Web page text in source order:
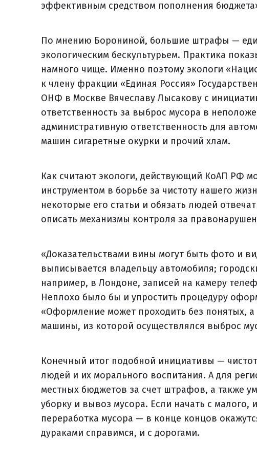
эффективным средством пополнения
По мнению Борониной, большие штрафы —
экологическим бескультурьем. Практика
намного чище. Именно поэтому экологи
к члену фракции «Единая Россия»
ОНФ в Москве Вячеславу Лысакову c
ответственность за выброс мусора в
административную ответственность для
машин сигаретные окурки и прочий хлам.
Как считают экологи, действующий КоАП РФ
инструментом в борьбе за чистоту нашего
некоторые его статьи и обязать людей
описать механизмы контроля за
«Доказательствами вины могут быть фото и
выписывается владельцу автомобиля;
например, в Лондоне, записей на камеру
Неплохо было бы и упростить процедуру
«Оформление может проходить без понятых,
машины, из которой осуществлялся выброс
Конечный итог подобной инициативы —
людей и их морального воспитания. А для
местных бюджетов за счет штрафов, а также
уборку и вывоз мусора. Если начать с
переработка мусора — в конце концов
дураками справимся, и с дорогами.